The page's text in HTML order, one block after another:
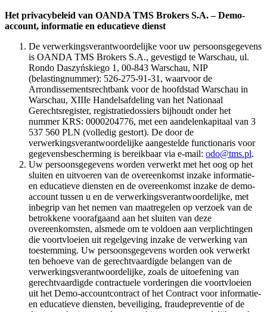
Het privacybeleid van OANDA TMS Brokers S.A. – Demo-
account, informatie en educatieve dienst
De verwerkingsverantwoordelijke voor uw persoonsgegevens
is OANDA TMS Brokers S.A., gevestigd te Warschau, ul.
Rondo Daszyńskiego 1, 00-843 Warschau, NIP
(belastingnummer): 526-275-91-31, waarvoor de
Arrondissementsrechtbank voor de hoofdstad Warschau in
Warschau, XIIIe Handelsafdeling van het Nationaal
Gerechtsregister, registratiedossiers bijhoudt onder het
nummer KRS: 0000204776, met een aandelenkapitaal van 3
537 560 PLN (volledig gestort). De door de
verwerkingsverantwoordelijke aangestelde functionaris voor
gegevensbescherming is bereikbaar via e-mail: odo@tms.pl.
Uw persoonsgegevens worden verwerkt met het oog op het
sluiten en uitvoeren van de overeenkomst inzake informatie-
en educatieve diensten en de overeenkomst inzake de demo-
account tussen u en de verwerkingsverantwoordelijke, met
inbegrip van het nemen van maatregelen op verzoek van de
betrokkene voorafgaand aan het sluiten van deze
overeenkomsten, alsmede om te voldoen aan verplichtingen
die voortvloeien uit regelgeving inzake de verwerking van
toestemming. Uw persoonsgegevens worden ook verwerkt
ten behoeve van de gerechtvaardigde belangen van de
verwerkingsverantwoordelijke, zoals de uitoefening van
gerechtvaardigde contractuele vorderingen die voortvloeien
uit het Demo-accountcontract of het Contract voor informatie-
en educatieve diensten, beveiliging, fraudepreventie of de